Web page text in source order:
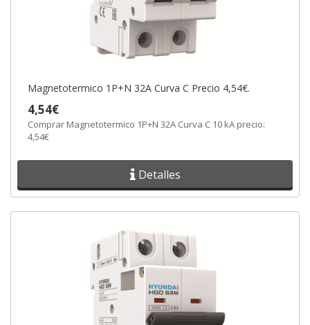
Magnetotermico 1P+N 32A Curva C Precio 4,54€.
4,54€
Comprar Magnetotermico 1P+N 32A Curva C 10 kA precio:
4,54€
Detalles